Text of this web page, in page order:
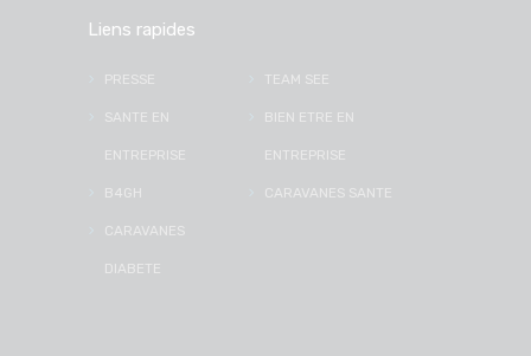
Liens rapides
PRESSE TEAM SEE
SANTE EN
ENTREPRISE
BIEN ETRE EN
ENTREPRISE
B4GH CARAVANES SANTE
CARAVANES
DIABETE